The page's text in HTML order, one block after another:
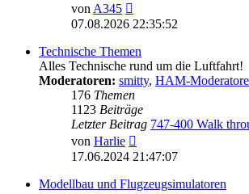
vonA345
Beitrag
07.08.2026 22:35:52
Technische Themen
Alles Technische rund um die Luftfahrt!
Moderatoren: smitty, HAM-
176 Themen
1123 Beiträge
Letzter Beitrag 747-400 Walk
von Harlie
Beitrag
17.06.2024 21:47:07
Modellbau und Flugzeugsimulatoren